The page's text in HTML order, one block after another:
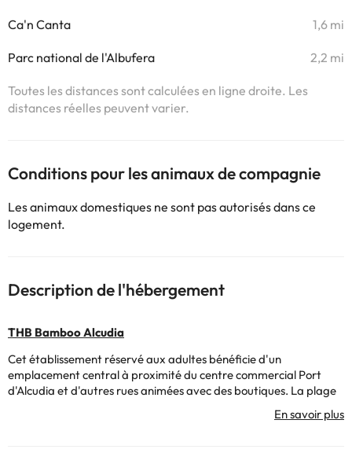
Ca'n Canta 1,6 mi
Parc national de l'Albufera 2,2 mi
Toutes les distances sont calculées en ligne droite. Les
distances réelles peuvent varier.
Conditions pour les animaux de compagnie
Les animaux domestiques ne sont pas autorisés dans ce
logement.
Description de l'hébergement
THB Bamboo Alcudia
Cet établissement réservé aux adultes bénéficie d'un
emplacement central à proximité du centre commercial Port
d'Alcudia et d'autres rues animées avec des boutiques. La plage
vous trouverez de nombreux restaurants, bars et cafés.